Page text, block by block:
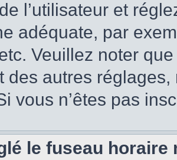
l’utilisateur et
adéquate, par
Veuillez noter
des autres réglages,
vous n’êtes pas
le fuseau horaire